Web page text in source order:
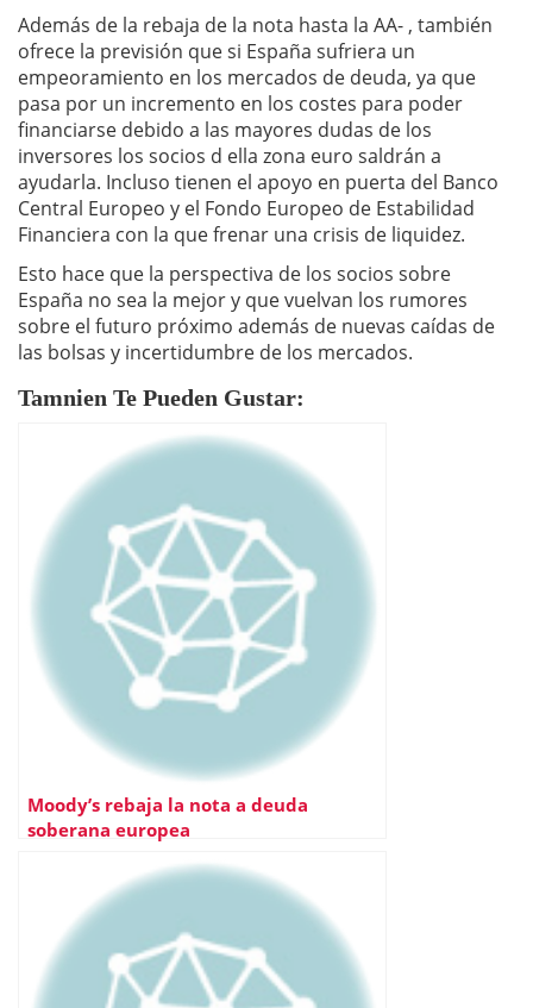
Además de la rebaja de la nota hasta la AA- , también
ofrece la previsión que si España sufriera un
empeoramiento en los mercados de deuda, ya que
pasa por un incremento en los costes para poder
financiarse debido a las mayores dudas de los
inversores los socios d ella zona euro saldrán a
ayudarla. Incluso tienen el apoyo en puerta del Banco
Central Europeo y el Fondo Europeo de Estabilidad
Financiera con la que frenar una crisis de liquidez.
Esto hace que la perspectiva de los socios sobre
España no sea la mejor y que vuelvan los rumores
sobre el futuro próximo además de nuevas caídas de
las bolsas y incertidumbre de los mercados.
Tamnien Te Pueden Gustar:
Moody’s rebaja la nota a deuda
soberana europea